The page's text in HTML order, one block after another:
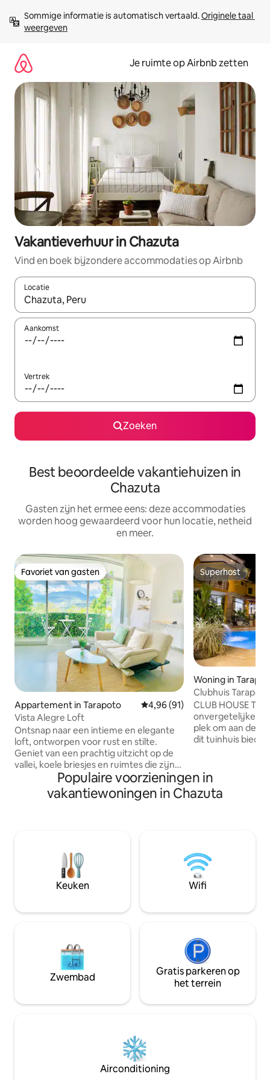
direct
naar
Sommige informatie is automatisch vertaald. Originele taal
weergeven
Je ruimte op Airbnb zetten
Vakantieverhuur in Chazuta
Vind en boek bijzondere accommodaties op Airbnb
Locatie
Wanneer er suggesties beschikbaar zijn, maak je een keuze
Aankomst
Vertrek
Zoeken
Best beoordeelde vakantiehuizen in
Chazuta
Gasten zijn het ermee eens: deze accommodaties
worden hoog gewaardeerd voor hun locatie, netheid
en meer.
Favoriet van gasten
Favoriet van gasten
Appartement in Tarapoto Gemiddelde beoordeling van
4,96 (91)
Vista Alegre Loft
Ontsnap naar een intieme en elegante
loft, ontworpen voor rust en stilte.
Geniet van een prachtig uitzicht op de
vallei, koele briesjes en ruimtes die zijn
ontworpen om tot rust te komen en
weer met elkaar in contact te komen.
De loft ligt op slechts 5 minuten van het
uitzicht. Hier vind je hangmatten en wifi-
internet, perfect om te ontspannen,
lezen, werken of te genieten van het
landschap.
Superhost
Superhost
Woning in
Clubhuis
centrum
CLUB HOUSE
onvergetelijke
plek om aan de
dit tuinhuis biedt
het verhaal gaat
grote keuken,
kamers met
en 2 nachten.
PERSONEN EN
Populaire voorzieningen in
vakantiewoningen in Chazuta
Keuken Wifi
Zwembad
Gratis parkeren op
het terrein
Airconditioning